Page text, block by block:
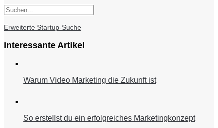
Erweiterte Startup-Suche
Interessante Artikel
Warum Video Marketing die Zukunft ist
So erstellst du ein erfolgreiches Marketingkonzept